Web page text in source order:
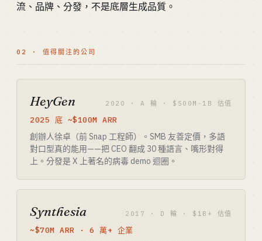
流、品牌、分發，不是底層生成品質。
02 · 值得關注的公司
HeyGen 2020 · A 輪 · $500M-1B 估值
2025 底 ~$100M ARR
創辦人徐卓（前 Snap 工程師）。SMB 友善定價，多語
對口型真的能用——把 CEO 翻成 30 種語言、嘴形對得
上。分發是 X 上著名的病毒 demo 迴圈。
Synthesia 2017 · D 輪 · $1B+ 估值
~$70M ARR · 6 萬+ 企業